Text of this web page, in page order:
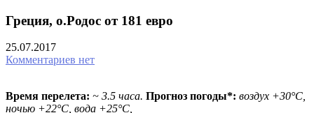
Греция, о.Родос от 181 евро
25.07.2017
Комментариев нет
Время перелета: ~ 3.5 часа. Прогноз погоды*: воздух +30°С,
ночью +22°С, вода +25°С,